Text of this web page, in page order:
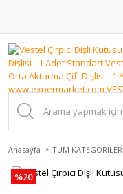
Anasayfa TÜM KATEGORİLER
%20